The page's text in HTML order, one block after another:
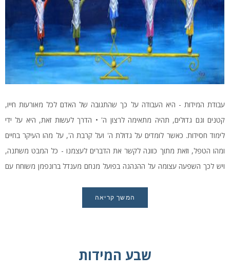
עבודת המידות - היא העבודה על כך שהתגובה של האדם לכל מאורעות חייו,
קטנים וגם גדולים, תהיה מתאימה לרצון ה' • הדרך לעשות זאת, היא על ידי
לימוד חסידות. כאשר לומדים על גדולת ה' ועל קרבת ה', על מהו העיקר בחיים
ומהו הטפל, וזאת מתוך כוונה לקשר את הדברים לעצמנו - כל המבט משתנה,
ויש לכך השפעה עצומה על ההנהגה בפועל מנחם מענדל ברונפמן משוחח עם
המשך קריאה
שבע המידות